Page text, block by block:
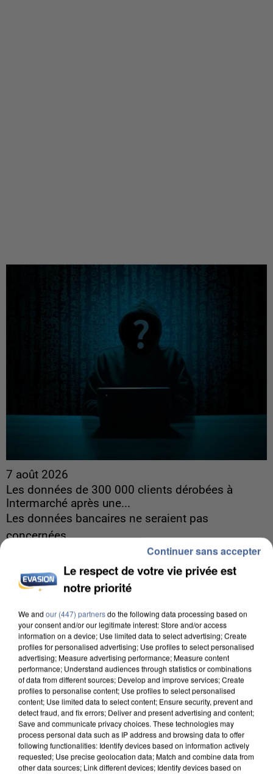
7 août 2026
Les données de 300 000 clients dérobées à
Intermarché après une...
Les données bancaires ne seraient pas
concernées.
7 août 2026
Le respect de votre vie privée est
notre priorité
We and our (447) partnersdo the following data processing based on
your consent and/or our legitimate interest: Store and/or access
information on a device; Use limited data to select advertising; Create
profiles for personalised advertising; Use profiles to select personalised
advertising; Measure advertising performance; Measure content
performance; Understand audiences through statistics or combinations
of data from different sources; Develop and improve services; Create
profiles to personalise content; Use profiles to select personalised
content; Use limited data to select content; Ensure security, prevent and
detect fraud, and fix errors; Deliver and present advertising and content;
Save and communicate privacy choices. These technologies may
process personal data such as IP address and browsing data to offer
following functionalities: Identify devices based on information actively
requested; Use precise geolocation data; Match and combine data from
other data sources; Link different devices; Identify devices based on
Continuer sans accepter